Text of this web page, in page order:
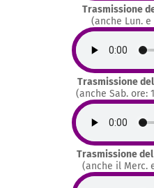
Trasmissione
(anche Lun. e
Trasmissione
(anche Sab. ore:
Trasmissione
(anche il Merc.